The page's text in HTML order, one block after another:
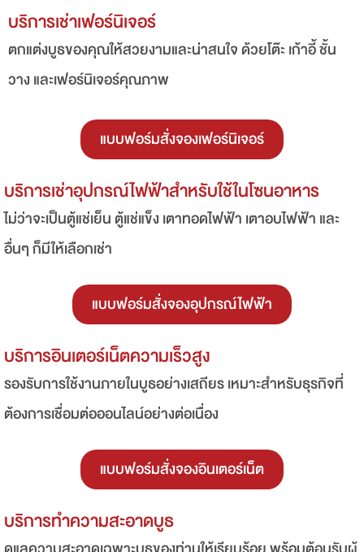
บริการเช่าเฟอร์นิเจอร์
ตกแต่งบูธของคุณให้สวยงามและน่าสนใจ ด้วยโต๊ะ เก้าอี้ ชั้น
วาง และเฟอร์นิเจอร์คุณภาพ
แบบฟอร์มสั่งจองเฟอร์นิเจอร์
บริการเช่าอุปกรณ์ไฟฟ้าสำหรับใช้ในโซนอาหาร
ไม่ว่าจะเป็นตู้แช่เย็น ตู้แช่แข็ง เตาทอดไฟฟ้า เตาอบไฟฟ้า และ
อื่นๆ ก็มีให้เลือกเช่า
แบบฟอร์มสั่งจองอุปกรณ์ไฟฟ้า
บริการอินเตอร์เน็ตความเร็วสูง
รองรับการใช้งานภายในบูธอย่างเสถียร เหมาะสำหรับธุรกิจที่
ต้องการเชื่อมต่อออนไลน์อย่างต่อเนื่อง
แบบฟอร์มสั่งจองอินเตอร์เน็ต
บริการทำความสะอาดบูธ